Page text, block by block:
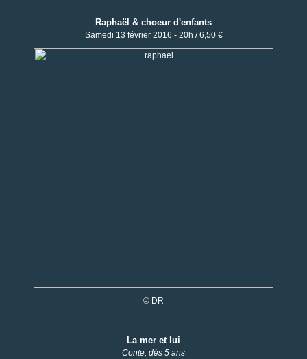
Raphaël & choeur d'enfants
Samedi 13 février 2016 - 20h / 6,50 €
© DR
La mer et lui
Conte, dès 5 ans